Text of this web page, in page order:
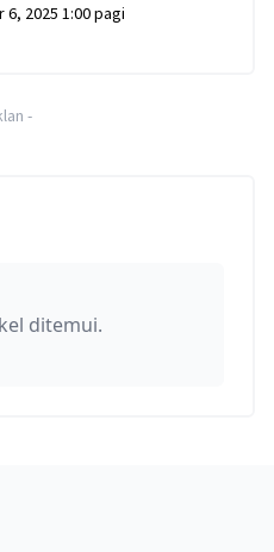
2025 1:00 pagi
-
ditemui.